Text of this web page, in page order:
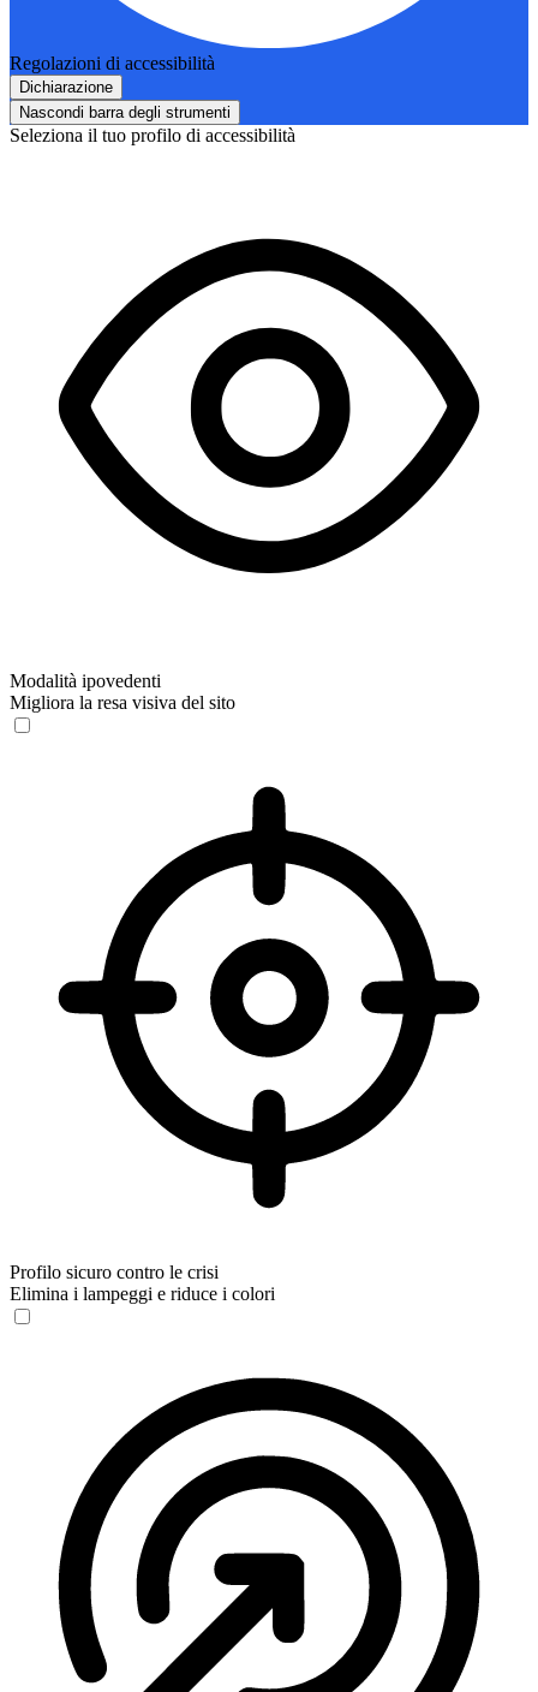
Regolazioni di accessibilità
Dichiarazione
Nascondi barra degli strumenti
Seleziona il tuo profilo di accessibilità
Modalità ipovedenti
Migliora la resa visiva del sito
Profilo sicuro contro le crisi
Elimina i lampeggi e riduce i colori